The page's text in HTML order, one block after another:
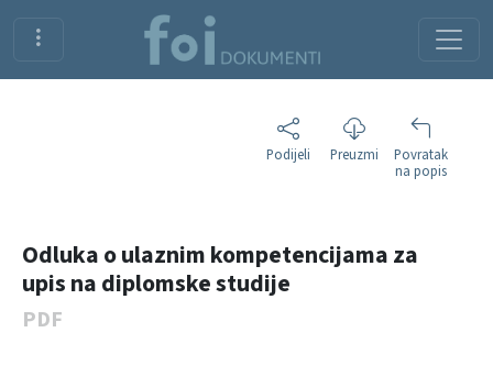
Podijeli Preuzmi
Povratak
na popis
Odluka o ulaznim kompetencijama za
upis na diplomske studije
PDF